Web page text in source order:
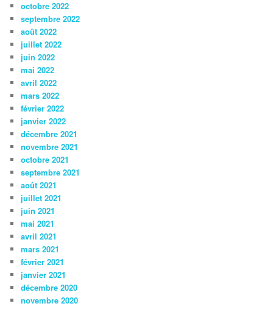
octobre 2022
septembre 2022
août 2022
juillet 2022
juin 2022
mai 2022
avril 2022
mars 2022
février 2022
janvier 2022
décembre 2021
novembre 2021
octobre 2021
septembre 2021
août 2021
juillet 2021
juin 2021
mai 2021
avril 2021
mars 2021
février 2021
janvier 2021
décembre 2020
novembre 2020